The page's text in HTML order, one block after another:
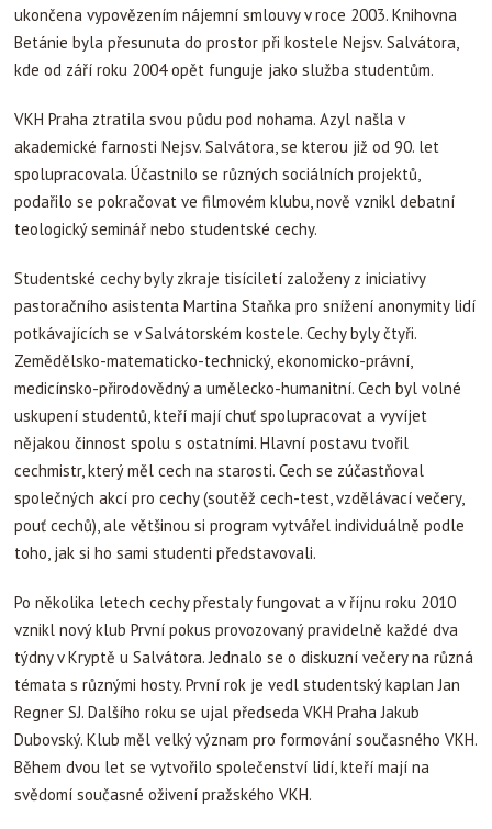
ukončena vypovězením nájemní smlouvy v roce 2003. Knihovna
Betánie byla přesunuta do prostor při kostele Nejsv. Salvátora,
kde od září roku 2004 opět funguje jako služba studentům.
VKH Praha ztratila svou půdu pod nohama. Azyl našla v
akademické farnosti Nejsv. Salvátora, se kterou již od 90. let
spolupracovala. Účastnilo se různých sociálních projektů,
podařilo se pokračovat ve filmovém klubu, nově vznikl debatní
teologický seminář nebo studentské cechy.
Studentské cechy byly zkraje tisíciletí založeny z iniciativy
pastoračního asistenta Martina Staňka pro snížení anonymity lidí
potkávajících se v Salvátorském kostele. Cechy byly čtyři.
Zemědělsko-matematicko-technický, ekonomicko-právní,
medicínsko-přirodovědný a umělecko-humanitní. Cech byl volné
uskupení studentů, kteří mají chuť spolupracovat a vyvíjet
nějakou činnost spolu s ostatními. Hlavní postavu tvořil
cechmistr, který měl cech na starosti. Cech se zúčastňoval
společných akcí pro cechy (soutěž cech-test, vzdělávací večery,
pouť cechů), ale většinou si program vytvářel individuálně podle
toho, jak si ho sami studenti představovali.
Po několika letech cechy přestaly fungovat a v říjnu roku 2010
vznikl nový klub První pokus provozovaný pravidelně každé dva
týdny v Kryptě u Salvátora. Jednalo se o diskuzní večery na různá
témata s různými hosty. První rok je vedl studentský kaplan Jan
Regner SJ. Dalšího roku se ujal předseda VKH Praha Jakub
Dubovský. Klub měl velký význam pro formování současného VKH.
Během dvou let se vytvořilo společenství lidí, kteří mají na
svědomí současné oživení pražského VKH.